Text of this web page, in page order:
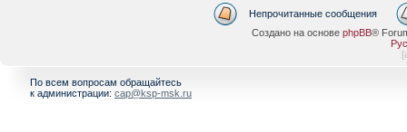
Непрочитанные сообщения
Создано на основе phpBB®
[
По всем вопросам обращайтесь
к администрации: cap@ksp-msk.ru